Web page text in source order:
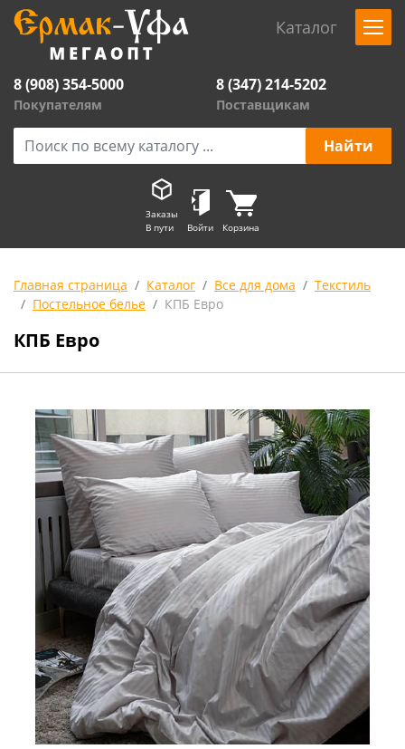
Каталог
8 (908) 354-5000
Покупателям
8 (347) 214-5202
Поставщикам
Заказы
В пути
Войти Корзина
Главная страница Каталог Все для дома
Текстиль
Постельное белье
КПБ Евро
КПБ Евро